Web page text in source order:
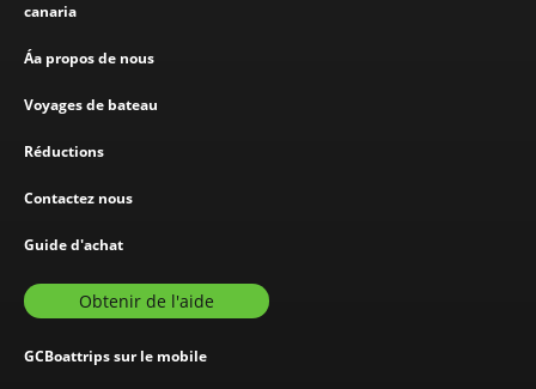
canaria
Áa propos de nous
Voyages de bateau
Réductions
Contactez nous
Guide d'achat
Obtenir de l'aide
GCBoattrips sur le mobile